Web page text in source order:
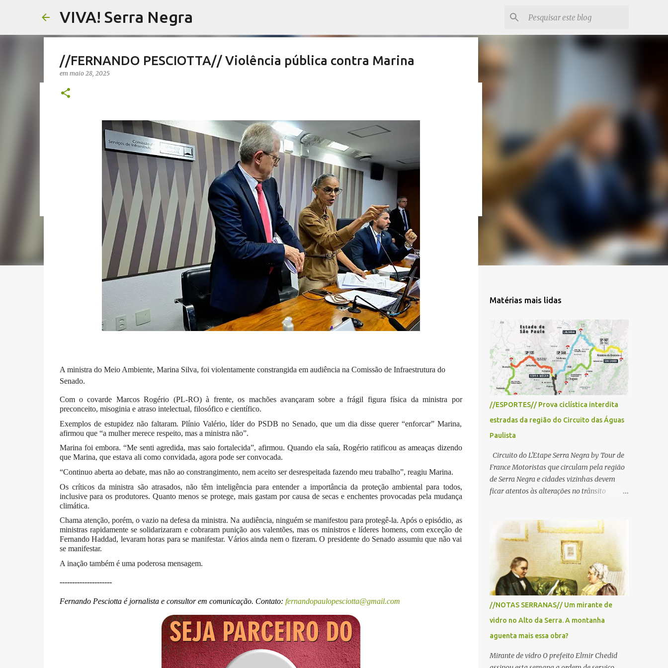
VIVA! Serra Negra
proposta que dá a eles parte do Orçamento
agosto 05, 2026 EMENDAS IMPOSITIVAS SERRA NEGRA NOTÍCIAS SERRA NEGRA SALETE SILVA VIVA! SERRA NEGRA
//FERNANDO PESCIOTTA// Violência pública contra Marina
em maio 28, 2025
A ministra do Meio Ambiente, Marina Silva, foi violentamente constrangida em audiência na Comissão de Infraestrutura do
Senado.
Com o covarde Marcos Rogério (PL-RO) à frente, os machões avançaram sobre a frágil figura física da ministra por
preconceito, misoginia e atraso intelectual, filosófico e científico.
Exemplos de estupidez não faltaram. Plínio Valério, líder do PSDB no Senado, que um dia disse querer “enforcar” Marina,
afirmou que “a mulher merece respeito, mas a ministra não”.
Marina foi embora. “Me senti agredida, mas saio fortalecida”, afirmou. Quando ela saía, Rogério ratificou as ameaças dizendo
que Marina, que estava ali como convidada, agora pode ser convocada.
“Continuo aberta ao debate, mas não ao constrangimento, nem aceito ser desrespeitada fazendo meu trabalho”, reagiu Marina.
Os críticos da ministra são atrasados, não têm inteligência para entender a importância da proteção ambiental para todos,
inclusive para os produtores. Quanto menos se protege, mais gastam por causa de secas e enchentes provocadas pela mudança
climática.
Chama atenção, porém, o vazio na defesa da ministra. Na audiência, ninguém se manifestou para protegê-la. Após o episódio, as
ministras rapidamente se solidarizaram e cobraram punição aos valentões, mas os ministros e líderes homens, com exceção de
Fernando Haddad, levaram horas para se manifestar. Vários ainda nem o fizeram. O presidente do Senado assumiu que não vai
se manifestar.
A inação também é uma poderosa mensagem.
---------------------
Fernando Pesciotta é jornalista e consultor em comunicação. Contato: fernandopaulopesciotta@gmail.com
Matérias mais lidas
//ESPORTES// Prova ciclística interdita
estradas da região do Circuito das Águas
Paulista
Circuito do L'Etape Serra Negra by Tour de
France Motoristas que circulam pela região
de Serra Negra e cidades vizinhas devem
ficar atentos às alterações no trânsito
realização do L'Étape Serra Negra by Tour
de France presented by Nubank.
Considerado o principal circuito de ciclismo
amador da América Latina, o evento reunirá
atletas de diferentes regiões do país e terá
percursos passando pelos municípios de
Serra Negra, Amparo, Monte Alegre do Sul,
Lindoia e Socorro. Para garantir a segurança
dos participantes e do público, diversos
trechos de rodovias e estradas da região
longo da prova. A largada será na Rua
//NOTAS SERRANAS// Um mirante de
vidro no Alto da Serra. A montanha
aguenta mais essa obra?
Mirante de vidro O prefeito Elmir Chedid